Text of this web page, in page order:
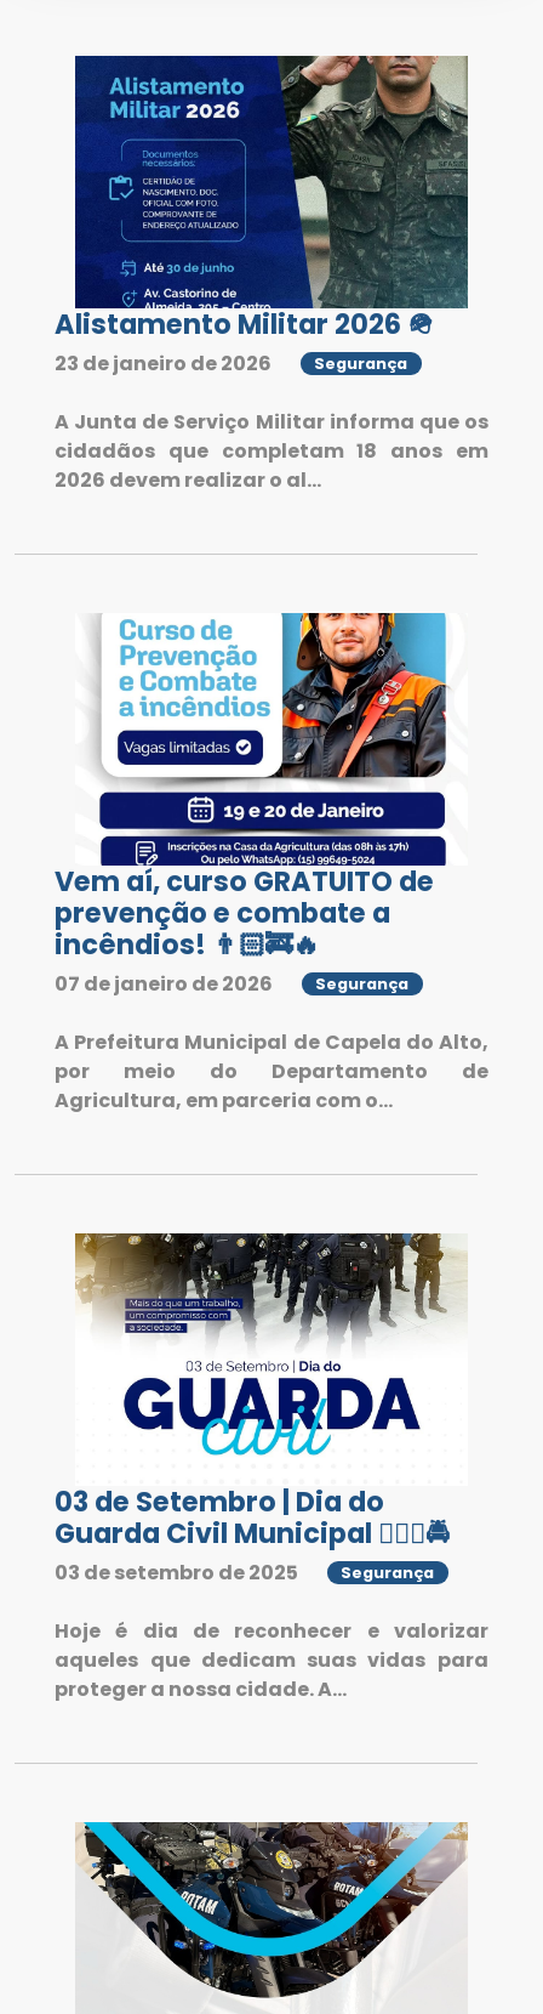
Alistamento Militar 2026 🪖
23 de janeiro de 2026 Segurança
A Junta de Serviço Militar informa que os
cidadãos que completam 18 anos em
2026 devem realizar o al...
Vem aí, curso GRATUITO de
prevenção e combate a
incêndios! 👨🏻‍🚒🔥
07 de janeiro de 2026 Segurança
A Prefeitura Municipal de Capela do Alto,
por meio do Departamento de
Agricultura, em parceria com o...
03 de Setembro | Dia do
Guarda Civil Municipal 👮🏻‍♂️🚔
03 de setembro de 2025 Segurança
Hoje é dia de reconhecer e valorizar
aqueles que dedicam suas vidas para
proteger a nossa cidade. A...